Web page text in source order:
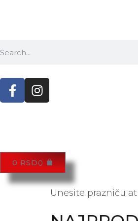
0 RSD0
Unesite prazniču